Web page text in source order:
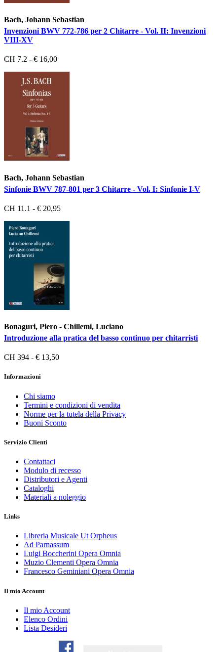
Bach, Johann Sebastian
Invenzioni BWV 772-786 per 2 Chitarre - Vol. II: Invenzioni
VIII-XV
CH 7.2 - € 16,00
Bach, Johann Sebastian
Sinfonie BWV 787-801 per 3 Chitarre - Vol. I: Sinfonie I-V
CH 11.1 - € 20,95
Bonaguri, Piero - Chillemi, Luciano
Introduzione alla pratica del basso continuo per chitarristi
CH 394 - € 13,50
Informazioni
Chi siamo
Termini e condizioni di vendita
Norme per la tutela della Privacy
Buoni Sconto
Servizio Clienti
Contattaci
Modulo di recesso
Distributori e Agenti
Cataloghi
Materiali a noleggio
Links
Libreria Musicale Ut Orpheus
Ad Parnassum
Luigi Boccherini Opera Omnia
Muzio Clementi Opera Omnia
Francesco Geminiani Opera Omnia
Il mio Account
Il mio Account
Elenco Ordini
Lista Desideri